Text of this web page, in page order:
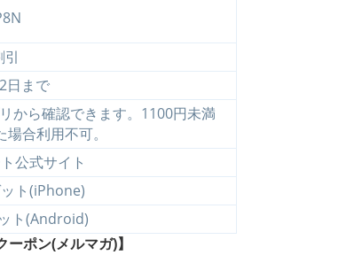
引
日まで
から確認できます。1100円未満
合利用不可。
公式サイト
ト(iPhone)
ト(Android)
ポン(メルマガ)】